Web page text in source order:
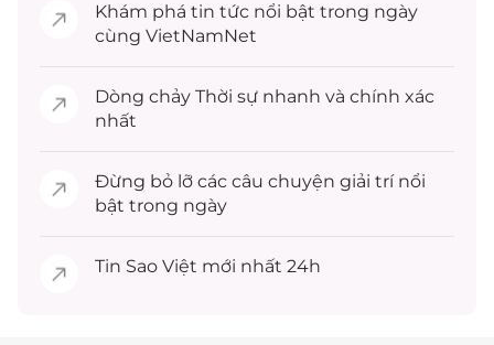
Khám phá tin tức nổi bật trong ngày
cùng VietNamNet
Dòng chảy Thời sự nhanh và chính xác
nhất
Đừng bỏ lỡ các câu chuyện giải trínổi
bật trong ngày
Tin Sao Việt mới nhất 24h